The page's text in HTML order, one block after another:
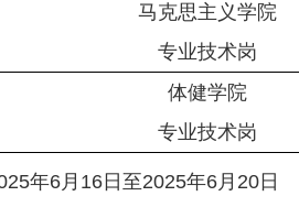
马克思主义学院
专业技术岗
体健学院
专业技术岗
年6月16日至2025年6月20日